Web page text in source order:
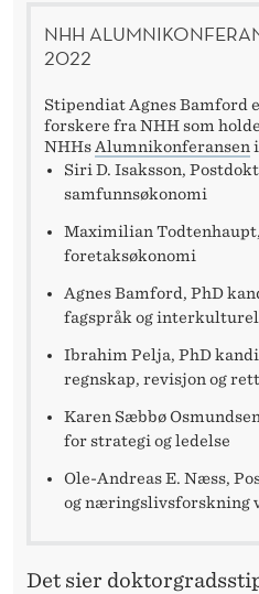
NHH
2022
Stipendiat Agnes Bamford
forskere fra NHH som
NHHs Alumnikonferansen
Siri D. Isaksson,
samfunnsøkonomi
Maximilian
foretaksøkonomi
Agnes Bamford, PhD
fagspråk og
Ibrahim Pelja, PhD
regnskap, revisjon og
Karen Sæbbø
for strategi og ledelse
Ole-Andreas E. Næss,
og næringslivsforskning
Det sier